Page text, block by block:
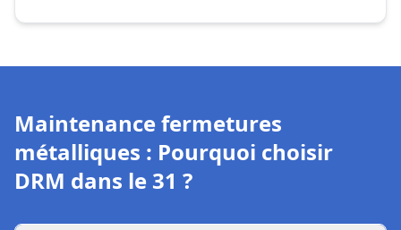
Maintenance fermetures
métalliques : Pourquoi choisir
DRM dans le 31 ?